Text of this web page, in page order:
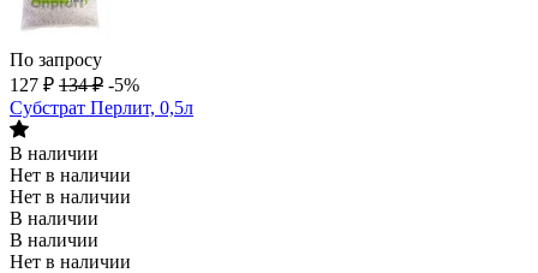
По запросу
127 ₽ 134 ₽ -5%
Субстрат Перлит, 0,5л
В наличии
Нет в наличии
Нет в наличии
В наличии
В наличии
Нет в наличии